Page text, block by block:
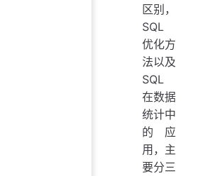
区别，
SQL
优化方
法以及
SQL
在数据
统计中
的应
用，主
要分三